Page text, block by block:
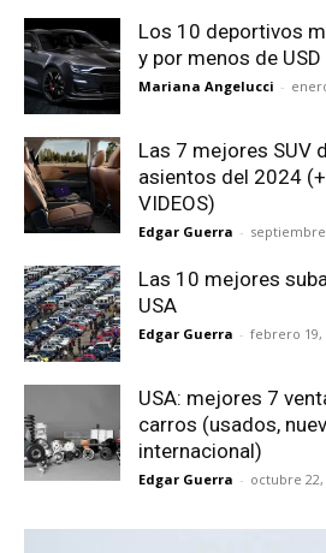
Los 10 deportivos
y por menos de
Mariana Angelucci -
Las 7 mejores SUV
asientos del 2024
VIDEOS)
Edgar Guerra - septiembre
Las 10 mejores
USA
Edgar Guerra - febrero 19,
USA: mejores 7
carros (usados,
internacional)
Edgar Guerra - octubre 22,